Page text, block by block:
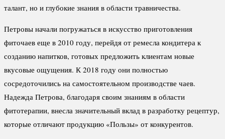
талант, но и глубокие знания в области травничества.
Петровы начали погружаться в искусство приготовления
фиточаев еще в 2010 году, перейдя от ремесла кондитера к
созданию напитков, готовых предложить клиентам новые
вкусовые ощущения. К 2018 году они полностью
сосредоточились на самостоятельном производстве чаев.
Надежда Петрова, благодаря своим знаниям в области
фитотерапии, внесла значительный вклад в разработку рецептур,
которые отличают продукцию «Пользы» от конкурентов.